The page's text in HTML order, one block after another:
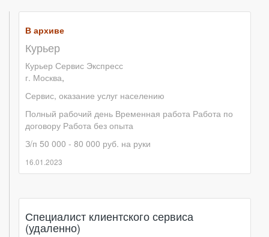
В архиве
Курьер
Курьер Сервис Экспресс
г. Москва,
Сервис, оказание услуг населению
Полный рабочий день Временная работа Работа по
договору Работа без опыта
З/п 50 000 - 80 000 руб. на руки
16.01.2023
Специалист клиентского сервиса
(удаленно)